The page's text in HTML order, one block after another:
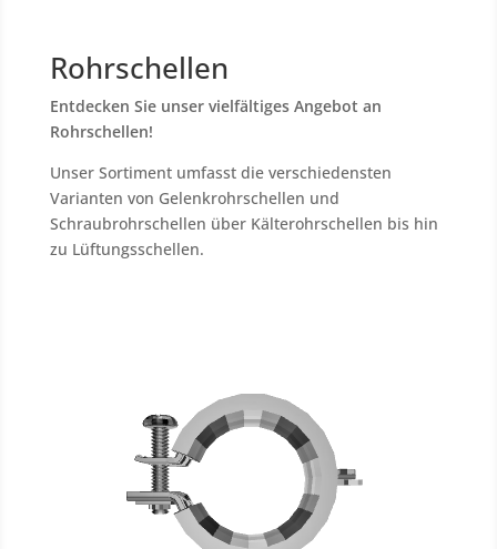
Rohrschellen
Entdecken Sie unser vielfältiges Angebot an
Rohrschellen!
Unser Sortiment umfasst die verschiedensten
Varianten von Gelenkrohrschellen und
Schraubrohrschellen über Kälterohrschellen bis hin
zu Lüftungsschellen.